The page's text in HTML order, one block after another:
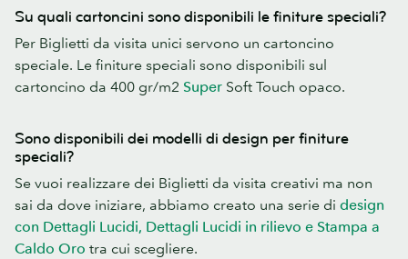
Su quali cartoncini sono disponibili le finiture speciali?
Per Biglietti da visita unici servono un cartoncino
speciale. Le finiture speciali sono disponibili sul
cartoncino da 400 gr/m2 Super Soft Touch opaco.
Sono disponibili dei modelli di design per finiture
speciali?
Se vuoi realizzare dei Biglietti da visita creativi ma non
sai da dove iniziare, abbiamo creato una serie di design
con Dettagli Lucidi, Dettagli Lucidi in rilievo e Stampa a
Caldo Oro tra cui scegliere.